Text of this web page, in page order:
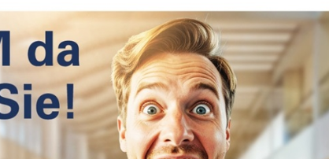
Gepäck
Sicherheitskontrolle
Passkontrolle
Services am Airport
Carsharing